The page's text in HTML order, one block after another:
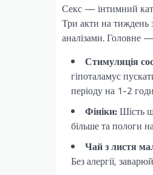
Секс — інтимний
Три акти на тиждень
аналізами. Головне
Стимуляція
гіпоталамус
періоду на 1-2
Фініки:Шість
більше та пологи
Чай з листя
Без алергії,